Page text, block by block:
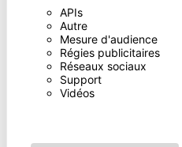
APIs
Autre
Mesure d'audience
Régies publicitaires
Réseaux sociaux
Support
Vidéos
By
** The personal
opposition,
or by email. You